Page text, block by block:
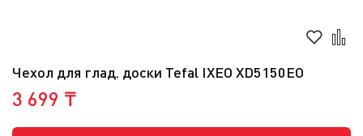
Чехол для глад. доски Tefal IXEO XD5150EO
3 699 ₸